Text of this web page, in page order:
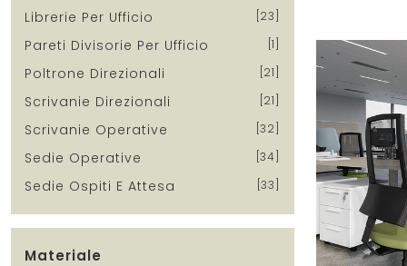
Librerie Per Ufficio 23
Pareti Divisorie Per Ufficio 1
Poltrone Direzionali 21
Scrivanie Direzionali 21
Scrivanie Operative 32
Sedie Operative 34
Sedie Ospiti E Attesa 33
Materiale